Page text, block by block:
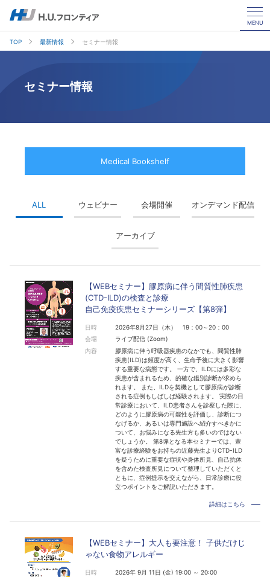
MENU
TOP 最新情報 セミナー情報
セミナー情報
Medical Bookshelf
ALL ウェビナー 会場開催 オンデマンド配信
アーカイブ
【WEBセミナー】膠原病に伴う間質性肺疾患
(CTD-ILD)の検査と診療
自己免疫疾患セミナーシリーズ【第8弾】
日時
2026年8月27日（木） 19：00～20：00
会場
ライブ配信 (Zoom)
内容
膠原病に伴う呼吸器疾患のなかでも、間質性肺
疾患(ILD)は頻度が高く、生命予後に大きく影響
する重要な病態です。 一方で、ILDには多彩な
疾患が含まれるため、的確な鑑別診断が求めら
れます。 また、ILDを契機として膠原病が診断
される症例もしばしば経験されます。 実際の日
常診療において、ILD患者さんを診察した際に、
どのように膠原病の可能性を評価し、診断につ
なげるか、あるいは専門施設へ紹介すべきかに
ついて、お悩みになる先生方も多いのではない
でしょうか。 第8弾となる本セミナーでは、豊
富な診療経験をお持ちの近藤先生よりCTD-ILD
を疑うために重要な症状や身体所見、自己抗体
を含めた検査所見について整理していただくと
ともに、症例提示を交えながら、日常診療に役
立つポイントをご解説いただきます。
詳細はこちら
【WEBセミナー】大人も要注意！ 子供だけじ
ゃない食物アレルギー
日時
2026年 9月 11日 (金) 19:00 ～ 20:00